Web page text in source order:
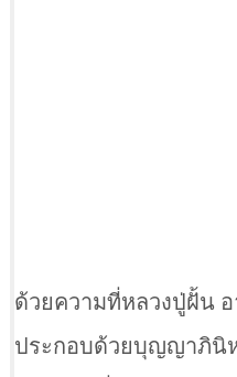
ด้วยความที่หลวงปู่ฝั้น
ประกอบด้วยบุญญาภินิ